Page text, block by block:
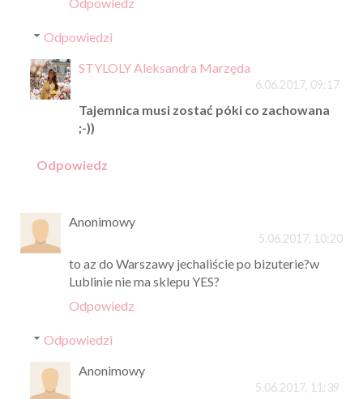
Odpowiedzi
STYLOLY Aleksandra Marzęda
6.06.2017, 09:17
Tajemnica musi zostać póki co zachowana
;-))
Odpowiedz
Anonimowy
5.06.2017, 10:20
to az do Warszawy jechaliście po bizuterie?w
Lublinie nie ma sklepu YES?
Odpowiedz
Odpowiedzi
Anonimowy
5.06.2017, 11:39